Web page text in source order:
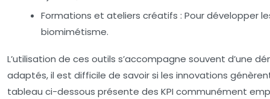
Formations et ateliers créatifs : Pour développer
biomimétisme.
L’utilisation de ces outils s’accompagne souvent d’une
adaptés, il est difficile de savoir si les innovations
tableau ci-dessous présente des KPI communément